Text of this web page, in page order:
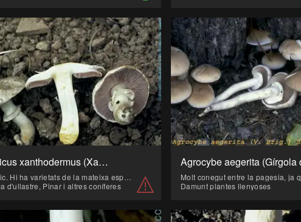
Agaricus xanthodermus (Xampinyó)
És tòxic. Hi ha varietats de la mateixa espècie que podem trobar a les altres Illes.
d'ullastre, Pinar i altres coníferes
Damunt plantes llenyoses